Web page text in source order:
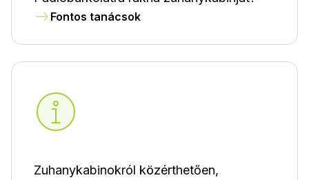
Fontos tanácsok
Zuhanykabinokról közérthetően,